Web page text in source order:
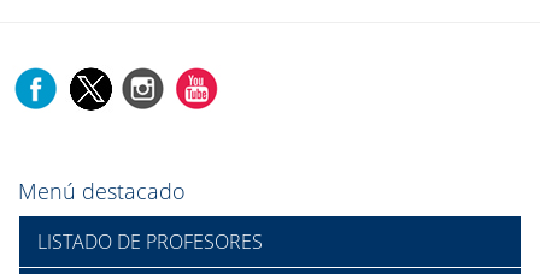
Menú destacado
LISTADO DE PROFESORES